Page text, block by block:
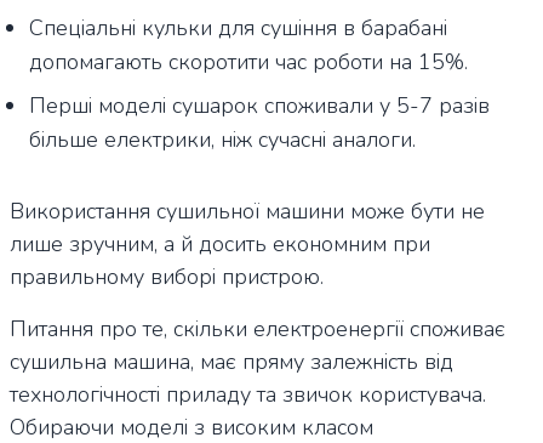
Спеціальні кульки для сушіння в барабані
допомагають скоротити час роботи на 15%.
Перші моделі сушарок споживали у 5-7 разів
більше електрики, ніж сучасні аналоги.
Використання сушильної машини може бути не
лише зручним, а й досить економним при
правильному виборі пристрою.
Питання про те, скільки електроенергії споживає
сушильна машина, має пряму залежність від
технологічності приладу та звичок користувача.
Обираючи моделі з високим класом